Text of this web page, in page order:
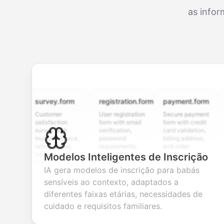
as
survey.form
Customer
satisfaction
survey with
multiple choice,
rating scales,
and open-ended
questions to
collect valuable
your products or
registration.form
User registration
form with email
verification,
and profile
information
fields for
account
creation.
payment.form
Secure payment
form with credit
card validation,
summary
integration for
smooth e-
commerce
transactions.
Job
custom
Modelos Inteligentes de Inscrição
IA gera modelos de inscrição para babás
sensíveis ao contexto, adaptados a
diferentes faixas etárias, necessidades de
cuidado e requisitos familiares.